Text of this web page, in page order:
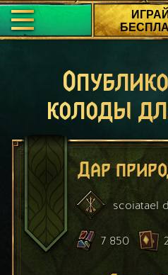
колоды
Дар
scoiatael
7 850